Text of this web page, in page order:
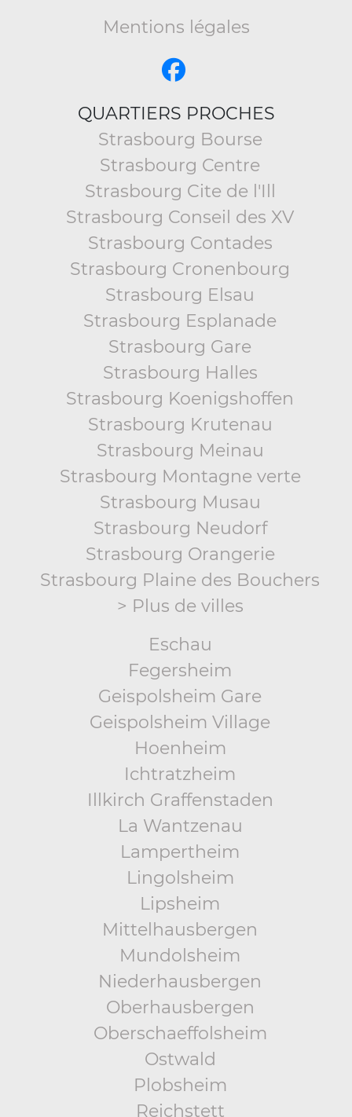
Mentions légales
QUARTIERS PROCHES
Strasbourg Bourse
Strasbourg Centre
Strasbourg Cite de l'Ill
Strasbourg Conseil des XV
Strasbourg Contades
Strasbourg Cronenbourg
Strasbourg Elsau
Strasbourg Esplanade
Strasbourg Gare
Strasbourg Halles
Strasbourg Koenigshoffen
Strasbourg Krutenau
Strasbourg Meinau
Strasbourg Montagne verte
Strasbourg Musau
Strasbourg Neudorf
Strasbourg Orangerie
Strasbourg Plaine des Bouchers
> Plus de villes
Eschau
Fegersheim
Geispolsheim Gare
Geispolsheim Village
Hoenheim
Ichtratzheim
Illkirch Graffenstaden
La Wantzenau
Lampertheim
Lingolsheim
Lipsheim
Mittelhausbergen
Mundolsheim
Niederhausbergen
Oberhausbergen
Oberschaeffolsheim
Ostwald
Plobsheim
Reichstett